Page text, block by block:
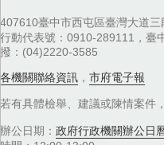
407610臺中市西屯區臺灣大道三
行動代表號：0910-289111，臺
撥：(04)2220-3585
各機關聯絡資訊 ， 市府電子報
若有具體檢舉、建議或陳情案件
辦公日期： 政府行政機關辦公日